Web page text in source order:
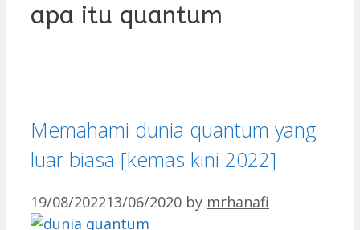
apa itu quantum
Memahami dunia quantum yang
luar biasa [kemas kini 2022]
19/08/202213/06/2020 by mrhanafi